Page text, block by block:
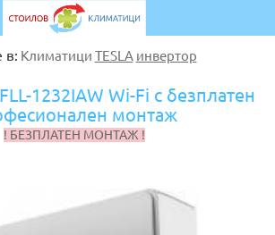
в: Климатици TESLA инвертор
1232IAW Wi-Fi с безплатен
монтаж
! БЕЗПЛАТЕН МОНТАЖ !